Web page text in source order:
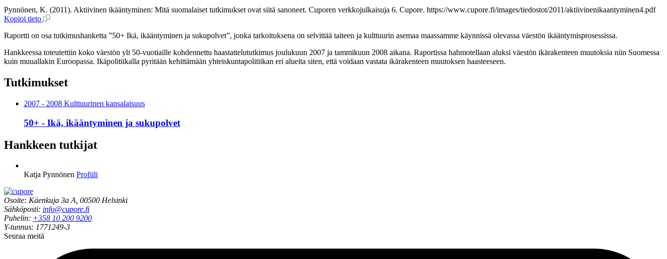
Pynnönen, K. (2011). Aktiivinen ikääntyminen: Mitä suomalaiset tutkimukset ovat siitä sanoneet. Cuporen verkkojulkaisuja 6. Cupore. https://www.cupore.fi/images/tiedostot/2011/aktiivinenikaantyminen4.pdf
Kopioi tieto
Raportti on osa tutkimushanketta ”50+ Ikä, ikääntyminen ja sukupolvet”, jonka tarkoituksena on selvittää taiteen ja kulttuurin asemaa maassamme käynnissä olevassa väestön ikääntymisprosessissa.
Hankkeessa toteutettiin koko väestön yli 50-­vuotiaille kohdennettu haastattelututkimus joulukuun 2007 ja tammikuun 2008 aikana. Raportissa hahmotellaan aluksi väestön ikärakenteen muutoksia niin Suomessa
kuin muuallakin Euroopassa. Ikäpolitiikalla pyritään kehittämään yhteiskunta­politiikan eri alueita siten, että voidaan vastata ikärakenteen muutoksen haasteeseen.
Tutkimukset
2007 - 2008 Kulttuurinen kansalaisuus
50+ - Ikä, ikääntyminen ja sukupolvet
Hankkeen tutkijat
Katja Pynnönen Profiili
Osoite: Käenkuja 3a A, 00500 Helsinki
Sähköposti: info@cupore.fi
Puhelin: +358 10 200 9200
Y-tunnus: 1771249-3
Seuraa meitä